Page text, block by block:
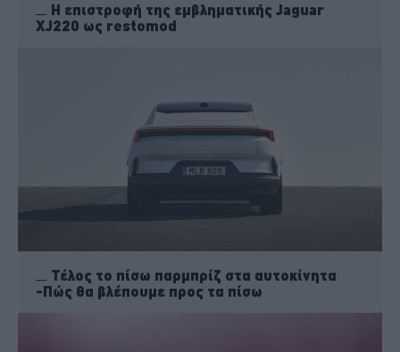
Η επιστροφή της εμβληματικής Jaguar
XJ220 ως restomod
Τέλος το πίσω παρμπρίζ στα αυτοκίνητα
-Πώς θα βλέπουμε προς τα πίσω